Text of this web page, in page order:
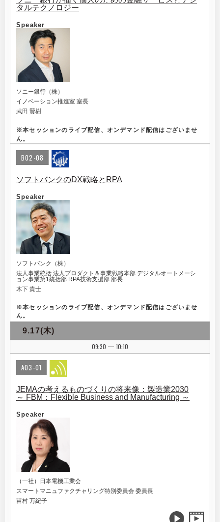
タルテクノロジー
Speaker
ソニー銀行（株）
イノベーション推進室 室長
武田 賢樹
※本セッションのライブ配信、オンデマンド配信はございませ
ん。
B02-08
ソフトバンクのDX戦略とRPA
Speaker
ソフトバンク（株）
法人事業統括 法人プロダクト＆事業戦略本部 デジタルオートメーシ
ョン事業第1統括部 RPA技術支援部 部長
木下 貴士
※本セッションのライブ配信、オンデマンド配信はございませ
ん。
9.17(木)
09:30
| 10:10
A03-01
JEMAの考えるものづくりの将来像：製造業2030
～ FBM：Flexible Business and Manufacturing ～
Speaker
（一社）日本電機工業会
スマートマニュファクチャリング特別委員会 委員長
苗村 万紀子